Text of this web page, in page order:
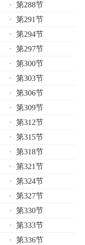
第288节
第291节
第294节
第297节
第300节
第303节
第306节
第309节
第312节
第315节
第318节
第321节
第324节
第327节
第330节
第333节
第336节